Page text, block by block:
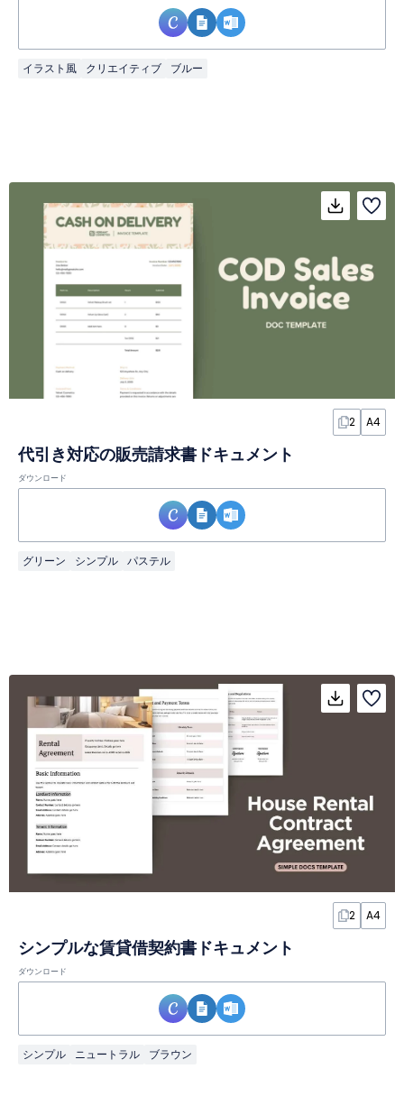
イラスト風 クリエイティブ ブルー
2 A4
代引き対応の販売請求書ドキュメント
ダウンロード
グリーン シンプル パステル
2 A4
シンプルな賃貸借契約書ドキュメント
ダウンロード
シンプル ニュートラル ブラウン